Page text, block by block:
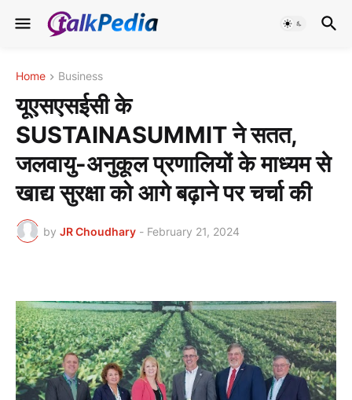
Home Business
यूएसएसईसी के
SUSTAINASUMMIT ने सतत,
जलवायु-अनुकूल प्रणालियों के माध्यम से
खाद्य सुरक्षा को आगे बढ़ाने पर चर्चा की
by JR Choudhary - February 21, 2024